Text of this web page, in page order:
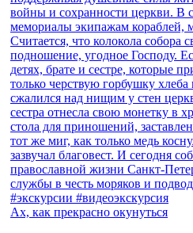
Ах, как прекрасно окунуться